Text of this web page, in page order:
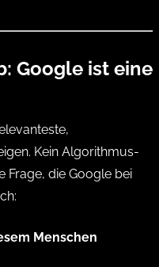
Google ist eine
Kein Algorithmus-
Frage, die Google bei
Menschen